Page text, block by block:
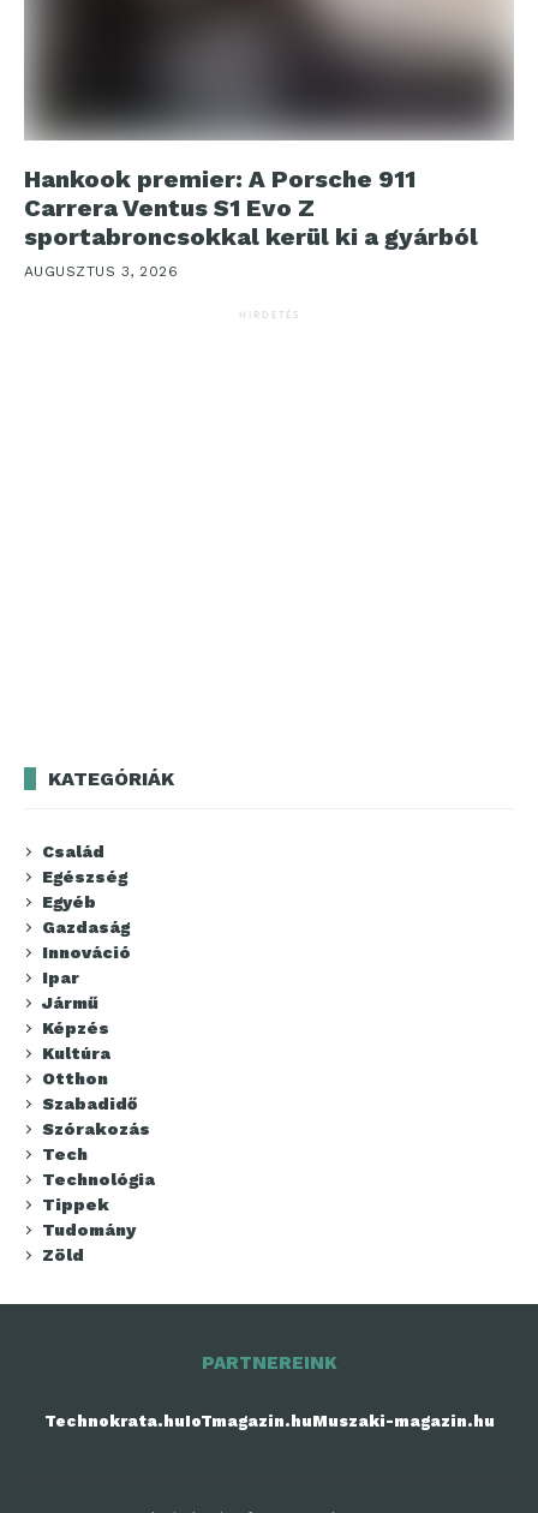
Hankook premier: A Porsche 911
Carrera Ventus S1 Evo Z
sportabroncsokkal kerül ki a gyárból
AUGUSZTUS 3, 2026
HIRDETÉS
KATEGÓRIÁK
Család
Egészség
Egyéb
Gazdaság
Innováció
Ipar
Jármű
Képzés
Kultúra
Otthon
Szabadidő
Szórakozás
Tech
Technológia
Tippek
Tudomány
Zöld
PARTNEREINK
Technokrata.huIoTmagazin.huMuszaki-magazin.hu